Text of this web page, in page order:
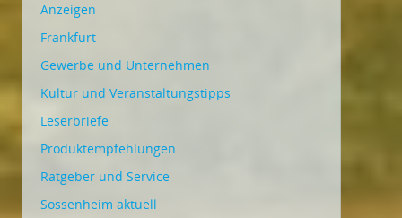
Anzeigen
Frankfurt
Gewerbe und Unternehmen
Kultur und Veranstaltungstipps
Leserbriefe
Produktempfehlungen
Ratgeber und Service
Sossenheim aktuell